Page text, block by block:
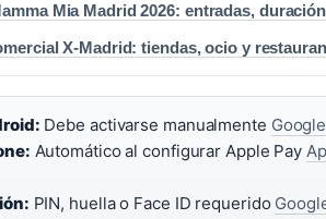
Mia Madrid 2026: entradas,
X-Madrid: tiendas, ocio y
Debe activarse manualmente
Automático al configurar Apple Pay
PIN, huella o Face ID requerido